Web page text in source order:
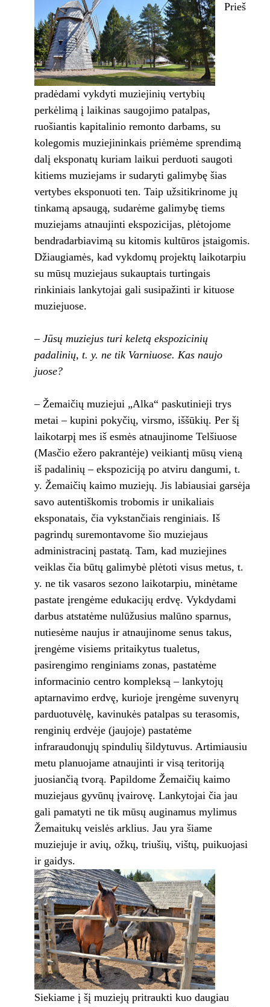
Prieš
pradėdami vykdyti muziejinių vertybių
perkėlimą į laikinas saugojimo patalpas,
ruošiantis kapitalinio remonto darbams, su
kolegomis muziejininkais priėmėme sprendimą
dalį eksponatų kuriam laikui perduoti saugoti
kitiems muziejams ir sudaryti galimybę šias
vertybes eksponuoti ten. Taip užsitikrinome jų
tinkamą apsaugą, sudarėme galimybę tiems
muziejams atnaujinti ekspozicijas, plėtojome
bendradarbiavimą su kitomis kultūros įstaigomis.
Džiaugiamės, kad vykdomų projektų laikotarpiu
su mūsų muziejaus sukauptais turtingais
rinkiniais lankytojai gali susipažinti ir kituose
muziejuose.
– Jūsų muziejus turi keletą ekspozicinių
padalinių, t. y. ne tik Varniuose. Kas naujo
juose?
– Žemaičių muziejui „Alka“ paskutinieji trys
metai – kupini pokyčių, virsmo, iššūkių. Per šį
laikotarpį mes iš esmės atnaujinome Telšiuose
(Masčio ežero pakrantėje) veikiantį mūsų vieną
iš padalinių – ekspoziciją po atviru dangumi, t.
y. Žemaičių kaimo muziejų. Jis labiausiai garsėja
savo autentiškomis trobomis ir unikaliais
eksponatais, čia vykstančiais renginiais. Iš
pagrindų suremontavome šio muziejaus
administracinį pastatą. Tam, kad muziejines
veiklas čia būtų galimybė plėtoti visus metus, t.
y. ne tik vasaros sezono laikotarpiu, minėtame
pastate įrengėme edukacijų erdvę. Vykdydami
darbus atstatėme nulūžusius malūno sparnus,
nutiesėme naujus ir atnaujinome senus takus,
įrengėme visiems pritaikytus tualetus,
pasirengimo renginiams zonas, pastatėme
informacinio centro kompleksą – lankytojų
aptarnavimo erdvę, kurioje įrengėme suvenyrų
parduotuvėlę, kavinukės patalpas su terasomis,
renginių erdvėje (jaujoje) pastatėme
infraraudonųjų spindulių šildytuvus. Artimiausiu
metu planuojame atnaujinti ir visą teritoriją
juosiančią tvorą. Papildome Žemaičių kaimo
muziejaus gyvūnų įvairovę. Lankytojai čia jau
gali pamatyti ne tik mūsų auginamus mylimus
Žemaitukų veislės arklius. Jau yra šiame
muziejuje ir avių, ožkų, triušių, vištų, puikuojasi
ir gaidys.
Siekiame į šį muziejų pritraukti kuo daugiau